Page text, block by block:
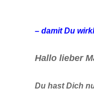
– damit Du
Hallo lieber
Du hast Dich